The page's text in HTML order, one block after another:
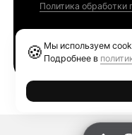
Политика обработки
🍪 Мы используем
Подробнее в
Ethereum GAS